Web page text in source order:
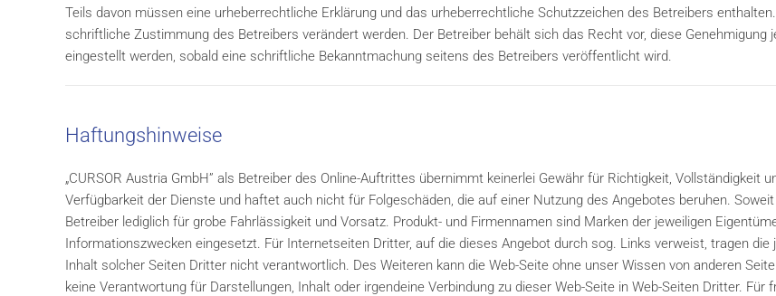
Teils davon müssen eine urheberrechtliche Erklärung und das urheberrechtliche Schutzzeichen des Betreibers
schriftliche Zustimmung des Betreibers verändert werden. Der Betreiber behält sich das Recht vor, diese
eingestellt werden, sobald eine schriftliche Bekanntmachung seitens des Betreibers veröffentlicht wird.
Haftungshinweise
„CURSOR Austria GmbH” als Betreiber des Online-Auftrittes übernimmt keinerlei Gewähr für Richtigkeit,
Verfügbarkeit der Dienste und haftet auch nicht für Folgeschäden, die auf einer Nutzung des Angebotes beruhen.
Betreiber lediglich für grobe Fahrlässigkeit und Vorsatz. Produkt- und Firmennamen sind Marken der jeweiligen
Informationszwecken eingesetzt. Für Internetseiten Dritter, auf die dieses Angebot durch sog. Links verweist, tragen
Inhalt solcher Seiten Dritter nicht verantwortlich. Des Weiteren kann die Web-Seite ohne unser Wissen von anderen
keine Verantwortung für Darstellungen, Inhalt oder irgendeine Verbindung zu dieser Web-Seite in Web-Seiten Dritter.